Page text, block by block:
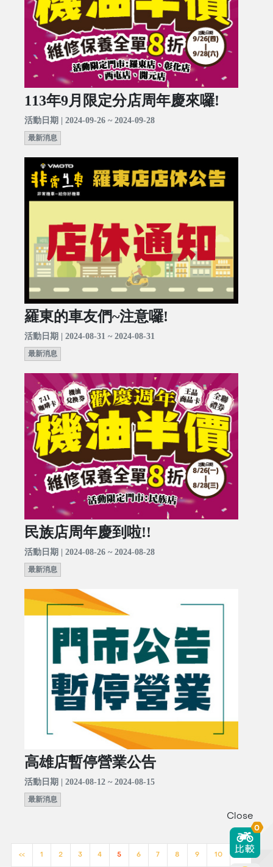
113年9月限定分店周年慶來囉!
活動日期 | 2024-09-26 ~ 2024-09-28
最新消息
羅東的車友們~注意囉!
活動日期 | 2024-08-31 ~ 2024-08-31
最新消息
民族店周年慶到啦!!
活動日期 | 2024-08-26 ~ 2024-08-28
最新消息
高雄店暫停營業公告
活動日期 | 2024-08-12 ~ 2024-08-15
最新消息
<< 1 2 3 4 5 6 7 8 9 10 >>
Close
0